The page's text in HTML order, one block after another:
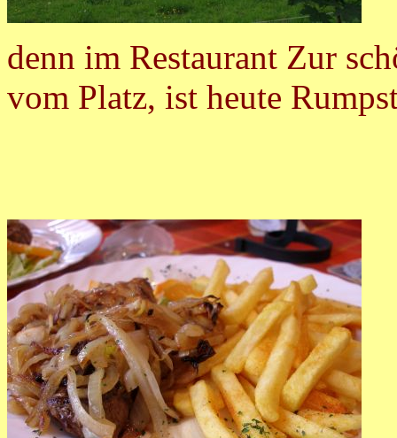
denn im Restaurant Zur
vom Platz, ist heute